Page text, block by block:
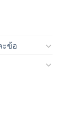
ะข้อ